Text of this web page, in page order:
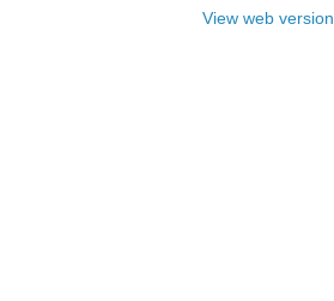
View web version